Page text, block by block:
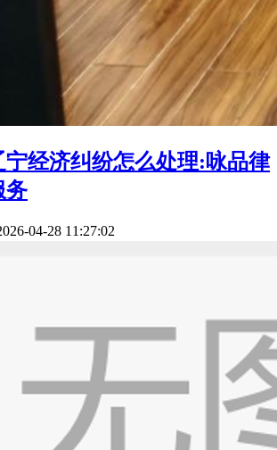
宁经济纠纷怎么处理:咏品律
务
04-28 11:27:02